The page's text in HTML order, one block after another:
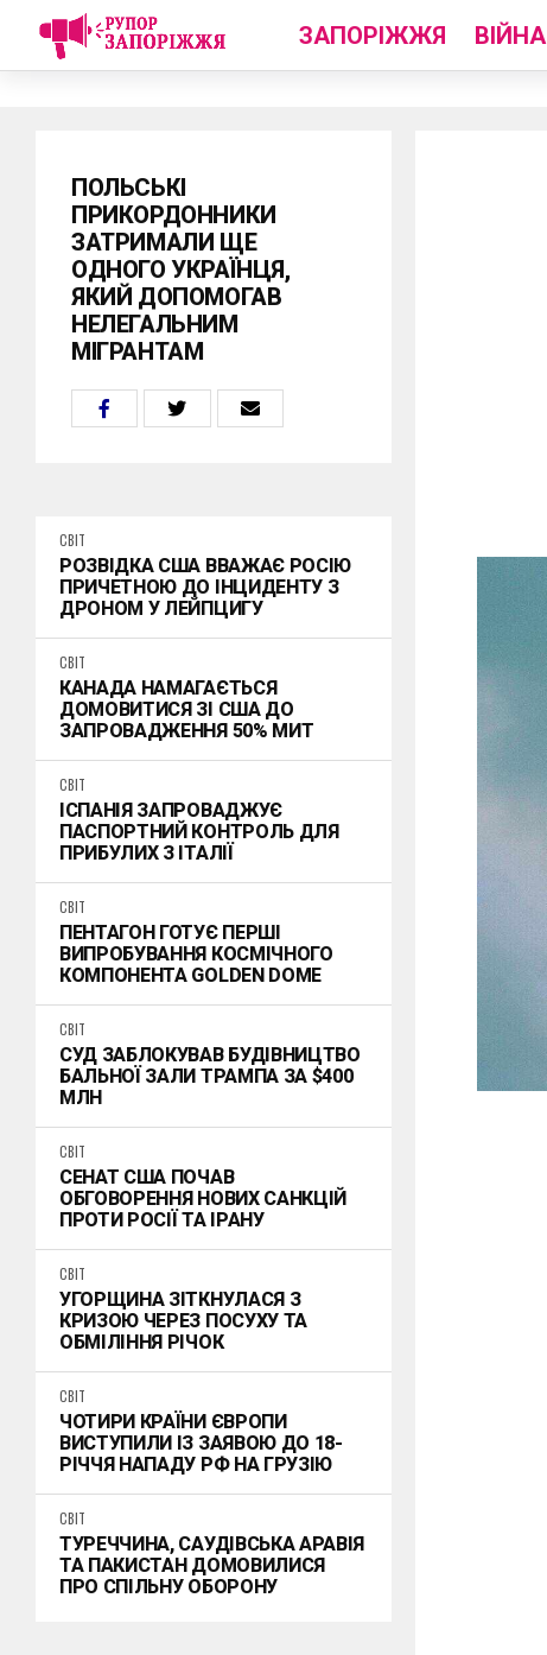
ЗАПОРІЖЖЯ ВІЙНА
ПОЛЬСЬКІ
ПРИКОРДОННИКИ
ЗАТРИМАЛИ ЩЕ
ОДНОГО УКРАЇНЦЯ,
ЯКИЙ ДОПОМОГАВ
НЕЛЕГАЛЬНИМ
МІГРАНТАМ
СВІТ
РОЗВІДКА США ВВАЖАЄ РОСІЮ
ПРИЧЕТНОЮ ДО ІНЦИДЕНТУ З
ДРОНОМ У ЛЕЙПЦИГУ
СВІТ
КАНАДА НАМАГАЄТЬСЯ
ДОМОВИТИСЯ ЗІ США ДО
ЗАПРОВАДЖЕННЯ 50% МИТ
СВІТ
ІСПАНІЯ ЗАПРОВАДЖУЄ
ПАСПОРТНИЙ КОНТРОЛЬ ДЛЯ
ПРИБУЛИХ З ІТАЛІЇ
СВІТ
ПЕНТАГОН ГОТУЄ ПЕРШІ
ВИПРОБУВАННЯ КОСМІЧНОГО
КОМПОНЕНТА GOLDEN DOME
СВІТ
СУД ЗАБЛОКУВАВ БУДІВНИЦТВО
БАЛЬНОЇ ЗАЛИ ТРАМПА ЗА $400
МЛН
СВІТ
СЕНАТ США ПОЧАВ
ОБГОВОРЕННЯ НОВИХ САНКЦІЙ
ПРОТИ РОСІЇ ТА ІРАНУ
СВІТ
УГОРЩИНА ЗІТКНУЛАСЯ З
КРИЗОЮ ЧЕРЕЗ ПОСУХУ ТА
ОБМІЛІННЯ РІЧОК
СВІТ
ЧОТИРИ КРАЇНИ ЄВРОПИ
ВИСТУПИЛИ ІЗ ЗАЯВОЮ ДО 18-
РІЧЧЯ НАПАДУ РФ НА ГРУЗІЮ
СВІТ
ТУРЕЧЧИНА, САУДІВСЬКА АРАВІЯ
ТА ПАКИСТАН ДОМОВИЛИСЯ
ПРО СПІЛЬНУ ОБОРОНУ